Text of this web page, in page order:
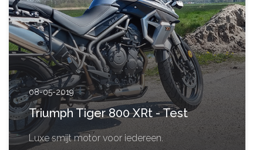
08-05-2019
Triumph Tiger 800 XRt - Test
Luxe smijt motor voor iedereen.